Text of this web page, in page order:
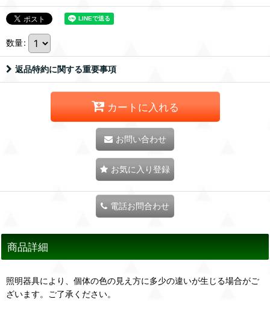
数量:
返品特約に関する重要事項
カートに入れる
お問い合わせ
お気に入り登録
電話お問合わせ
商品詳細
照明器具により、個体の色の見え方に多少の違いが生じる場合がご
ざいます。ご了承ください。